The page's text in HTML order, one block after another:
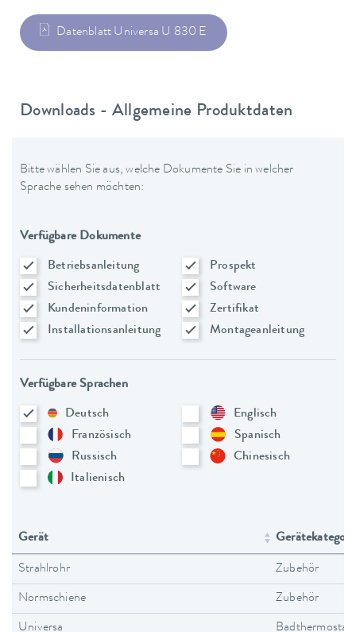
Datenblatt Universa U 830 E
Downloads - Allgemeine Produktdaten
Bitte wählen Sie aus, welche Dokumente Sie in welcher
Sprache sehen möchten:
Verfügbare Dokumente
Betriebsanleitung
Prospekt
Sicherheitsdatenblatt
Software
Kundeninformation
Zertifikat
Installationsanleitung
Montageanleitung
Verfügbare Sprachen
Deutsch
Englisch
Französisch
Spanisch
Russisch
Chinesisch
Italienisch
Gerät
Strahlrohr Zubehör
Normschiene Zubehör
Universa